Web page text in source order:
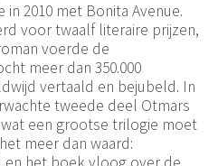
2010 met Bonita Avenue.
voor twaalf literaire prijzen,
voerde de
meer dan 350.000
vertaald en bejubeld. In
tweede deel Otmars
een grootse trilogie moet
meer dan waard: